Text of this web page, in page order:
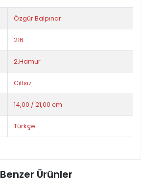
Özgür Balpınar
216
2.Hamur
Ciltsiz
14,00 / 21,00 cm
Türkçe
Benzer Ürünler